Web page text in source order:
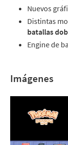
Nuevos
Distintas
batallas
Engine de
Imágenes